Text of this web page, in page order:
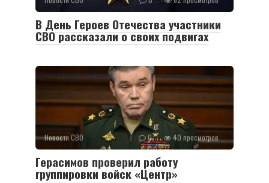
В День Героев Отечества участники
СВО рассказали о своих подвигах
Новости СВО 0 40 просмотров
Герасимов проверил работу
группировки войск «Центр»